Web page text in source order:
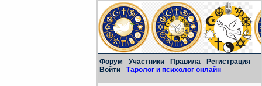
Форум Участники Правила
Регистрация
Войти
Таролог и психолог онлайн